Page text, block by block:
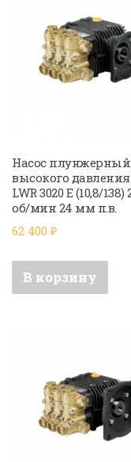
Насос плунжерный
высокого давления
LWR 3020 E (10,8/138)
об/мин 24 мм п.в.
62 400 ₽
В корзину